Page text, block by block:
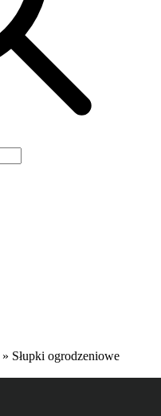
» Słupki ogrodzeniowe